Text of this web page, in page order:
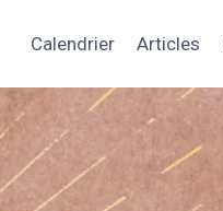
Calendrier Articles